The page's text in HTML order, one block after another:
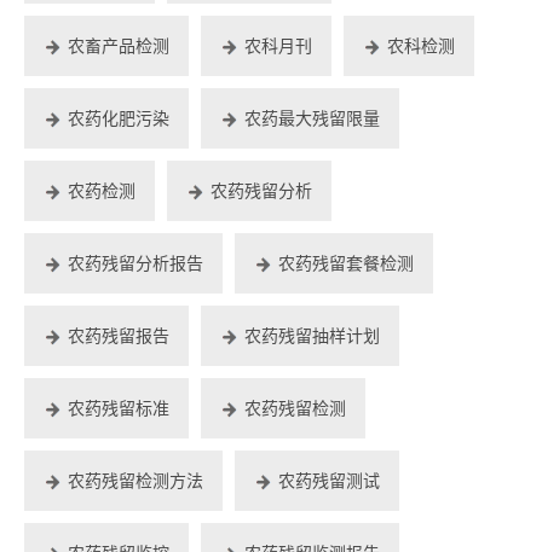
农畜产品检测 农科月刊 农科检测
农药化肥污染 农药最大残留限量
农药检测 农药残留分析
农药残留分析报告 农药残留套餐检测
农药残留报告 农药残留抽样计划
农药残留标准 农药残留检测
农药残留检测方法 农药残留测试